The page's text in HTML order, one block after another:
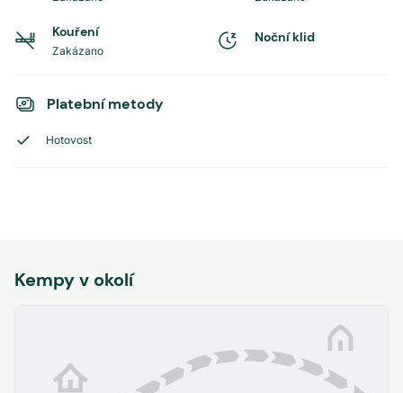
Kouření
Zakázano
Noční klid
Platební metody
Hotovost
Kempy v okolí